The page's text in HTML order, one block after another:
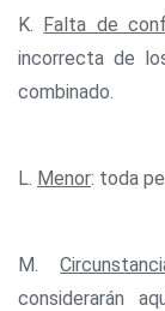
K. Falta de
incorrecta de
combinado.
L. Menor: toda
M.
considerarán